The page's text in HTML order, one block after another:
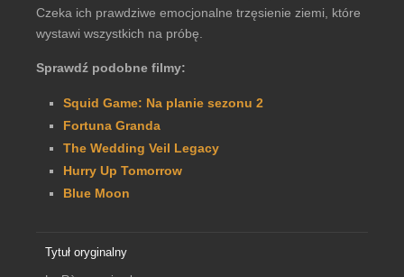
Czeka ich prawdziwe emocjonalne trzęsienie ziemi, które
wystawi wszystkich na próbę.
Sprawdź podobne filmy:
Squid Game: Na planie sezonu 2
Fortuna Granda
The Wedding Veil Legacy
Hurry Up Tomorrow
Blue Moon
Tytuł oryginalny